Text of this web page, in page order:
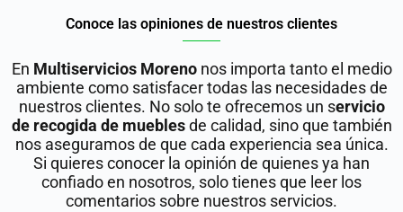
Conoce las opiniones de nuestros clientes
En Multiservicios Morenonos importa tanto el medio
ambiente como satisfacer todas las necesidades de
nuestros clientes. No solo te ofrecemos un servicio
de recogida de mueblesde calidad, sino que también
nos aseguramos de que cada experiencia sea única.
Si quieres conocer la opinión de quienes ya han
confiado en nosotros, solo tienes que leer los
comentarios sobre nuestros servicios.